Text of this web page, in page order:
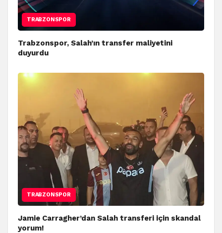
TRABZONSPOR
Trabzonspor, Salah’ın transfer maliyetini
duyurdu
TRABZONSPOR
Jamie Carragher’dan Salah transferi için skandal
yorum!